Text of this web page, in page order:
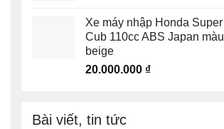
Xe máy nhập Honda Super
Cub 110cc ABS Japan màu
beige
20.000.000 ₫
Bài viết, tin tức